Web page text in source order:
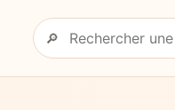
Rechercher une
🔎